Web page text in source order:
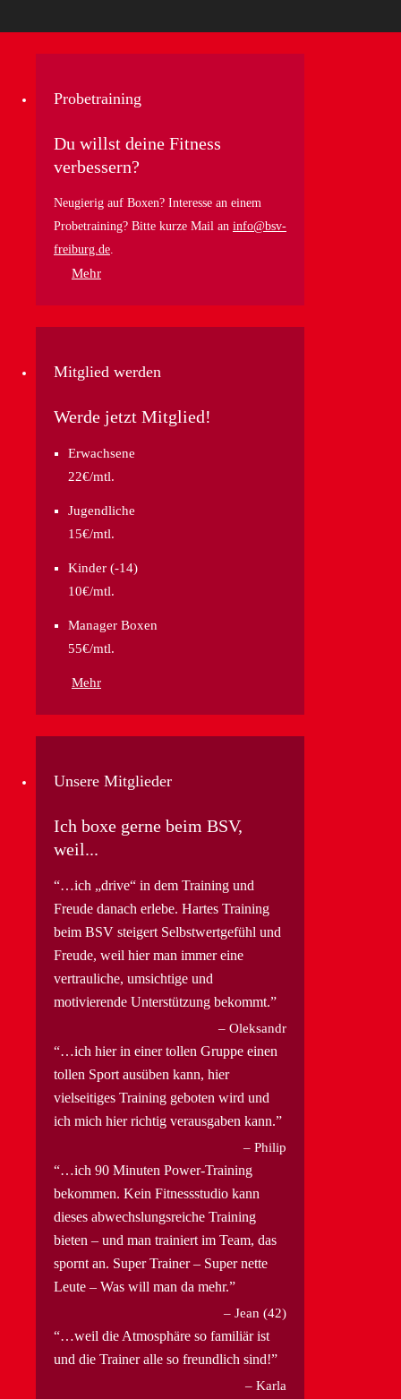
Probetraining
Du willst deine Fitness
verbessern?
Neugierig auf Boxen? Interesse an einem
Probetraining? Bitte kurze Mail an info@bsv-
freiburg.de
Mehr
Mitglied werden
Werde jetzt Mitglied!
Erwachsene
22€/mtl.
Jugendliche
15€/mtl.
Kinder (-14)
10€/mtl.
Manager Boxen
55€/mtl.
Mehr
Unsere Mitglieder
Ich boxe gerne beim BSV,
weil...
…ich „drive“ in dem Training und
Freude danach erlebe. Hartes Training
beim BSV steigert Selbstwertgefühl und
Freude, weil hier man immer eine
vertrauliche, umsichtige und
motivierende Unterstützung bekommt.
Oleksandr
…ich hier in einer tollen Gruppe einen
tollen Sport ausüben kann, hier
vielseitiges Training geboten wird und
ich mich hier richtig verausgaben kann.
Philip
…ich 90 Minuten Power-Training
bekommen. Kein Fitnessstudio kann
dieses abwechslungsreiche Training
bieten – und man trainiert im Team, das
spornt an. Super Trainer – Super nette
Leute – Was will man da mehr.
Jean (42)
…weil die Atmosphäre so familiär ist
und die Trainer alle so freundlich sind!
Karla